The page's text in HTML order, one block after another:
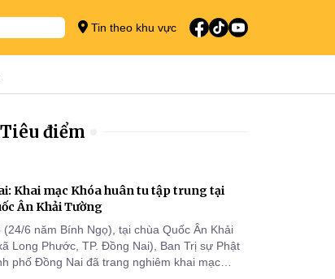
Tin theo khu vực
Tiêu điểm
Khai mạc Khóa huân tu tập trung tại
Ân Khải Tường
(24/6 năm Bính Ngọ), tại chùa Quốc Ân Khải
Long Phước, TP. Đồng Nai), Ban Trị sự Phật
phố Đồng Nai đã trang nghiêm khai mạc